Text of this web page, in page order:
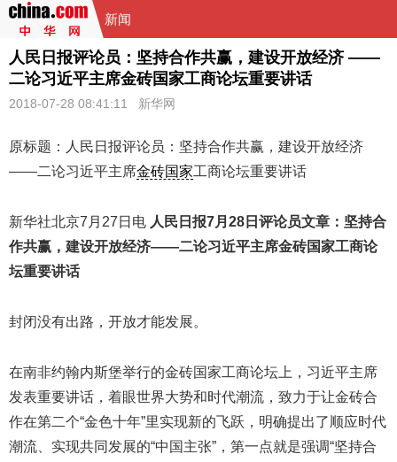
新闻
人民日报评论员：坚持合作共赢，建设开放经济 ——
二论习近平主席金砖国家工商论坛重要讲话
2018-07-28 08:41:11 新华网
原标题：人民日报评论员：坚持合作共赢，建设开放经济
——二论习近平主席金砖国家工商论坛重要讲话
新华社北京7月27日电 人民日报7月28日评论员文章：坚持合
作共赢，建设开放经济——二论习近平主席金砖国家工商论
坛重要讲话
封闭没有出路，开放才能发展。
在南非约翰内斯堡举行的金砖国家工商论坛上，习近平主席
发表重要讲话，着眼世界大势和时代潮流，致力于让金砖合
作在第二个“金色十年”里实现新的飞跃，明确提出了顺应时代
潮流、实现共同发展的“中国主张”，第一点就是强调“坚持合